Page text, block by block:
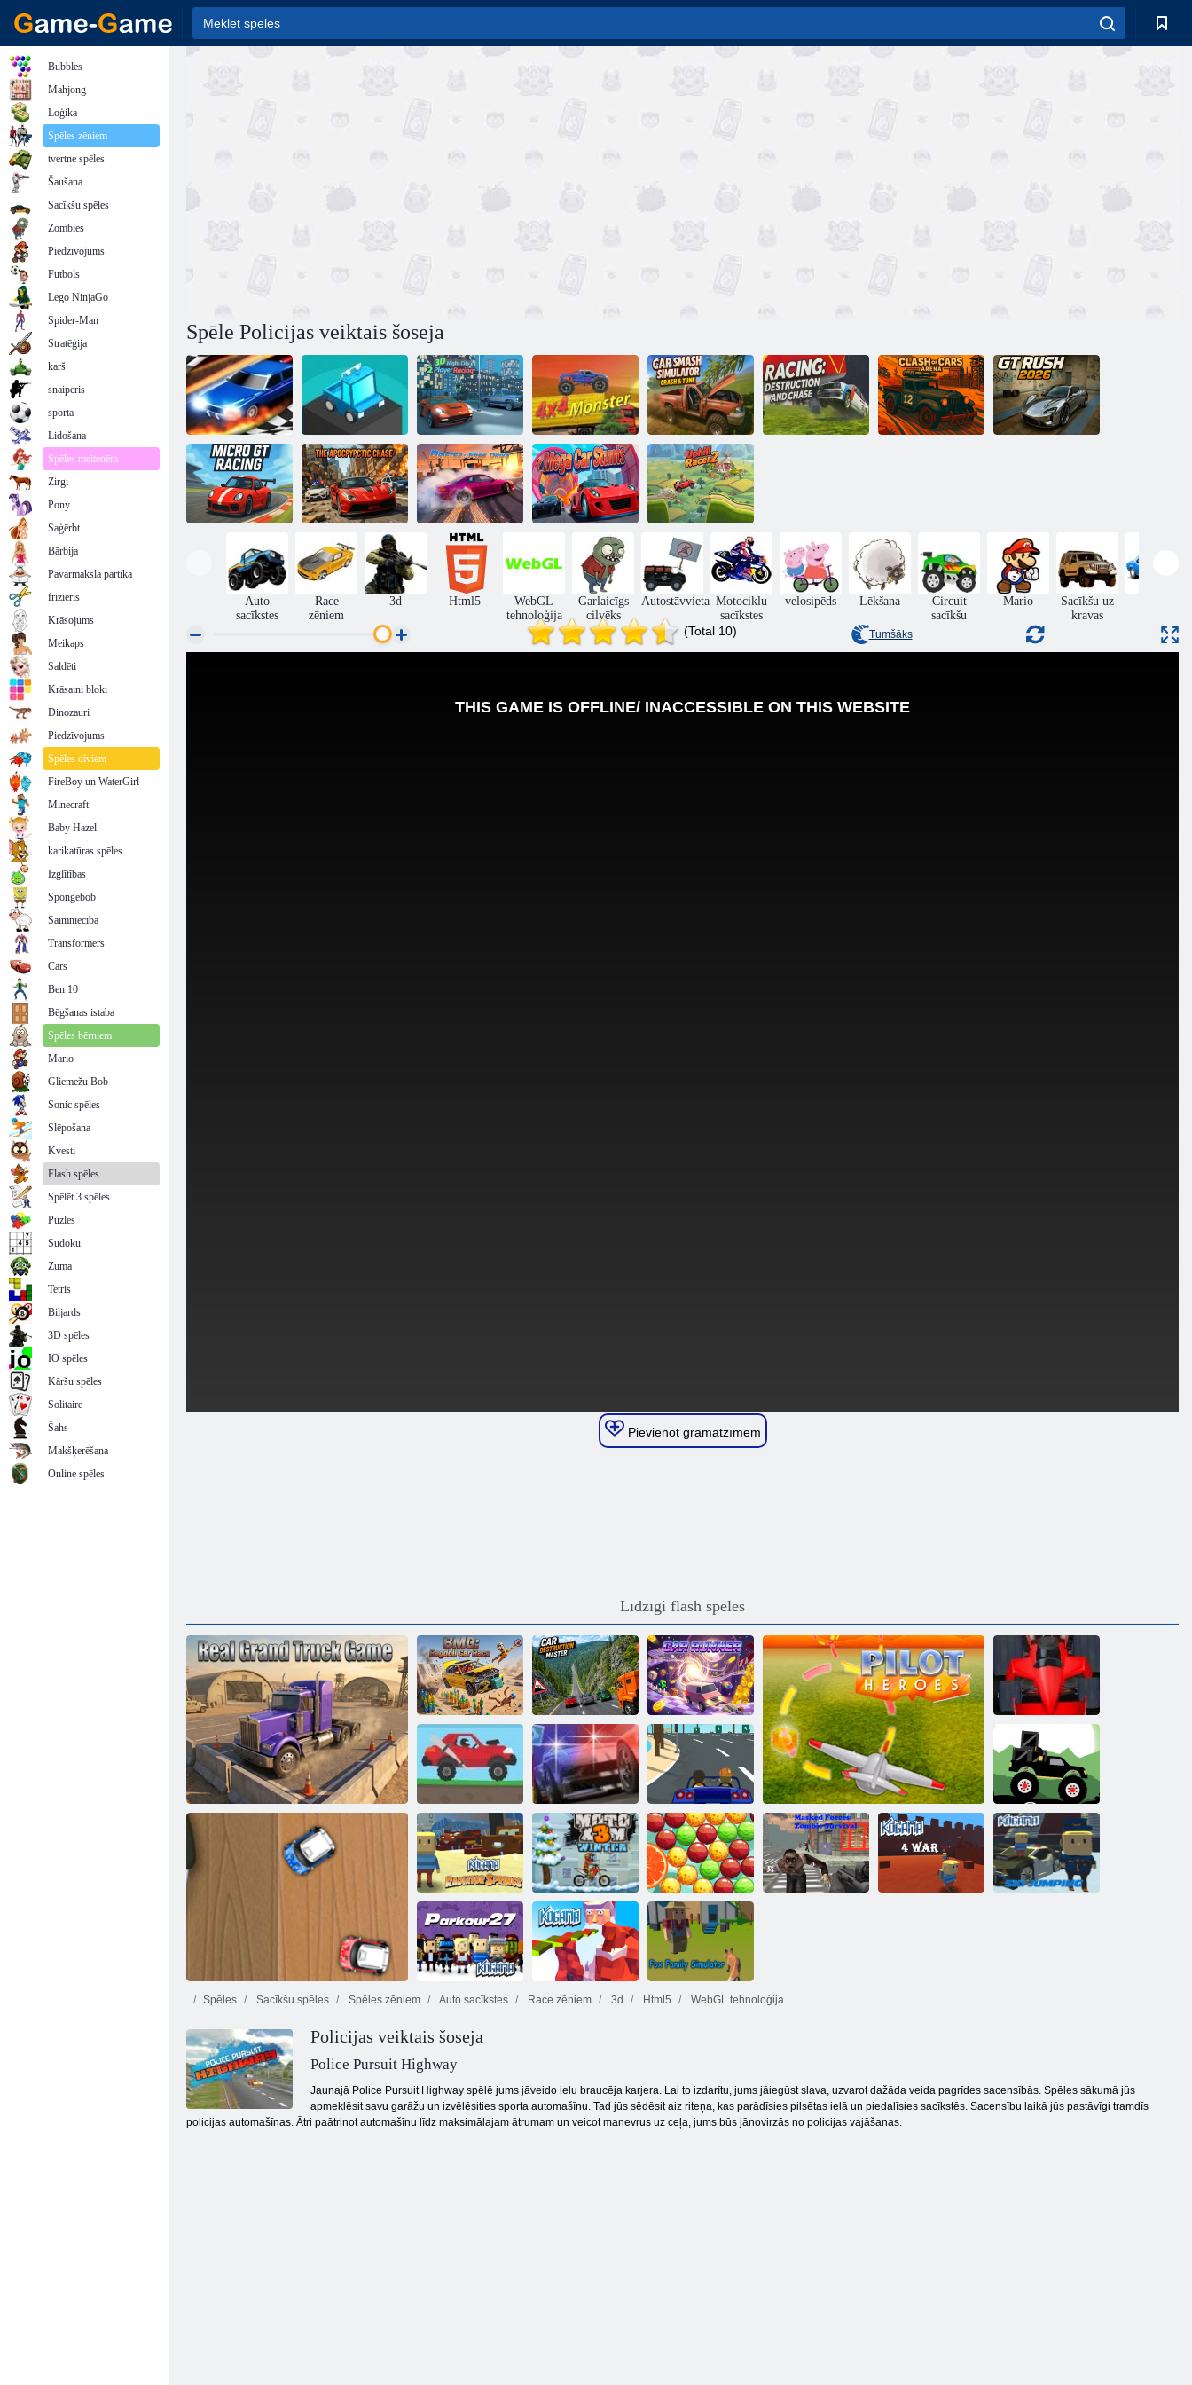
Spēle Policijas veiktais šoseja
Vilkšanas
sacīkstes 3d
Sacīkšu braucējs
3d Night City 2
spēlētāju
sacīkstes
4x4 briesmonis
CAR Smash
Simulator Crash
& Tune
Micro GT
sacīkstes
Apokaliptiskā
vajāšana
Drifter: Free
Drive
Mega auto triki Uphill Racer 2
Auto
sacīkstes
Race
zēniem
3d Html5
WebGL
tehnoloģija
Garlaicīgs
cilvēks
Autostāvvieta Motociklu
sacīkstes
velosipēds Lēkšana
Circuit
sacīkšu
Mario
Sacīkšu uz
kravas
(Total 10) Tumšāks
Pievienot grāmatzīmēm
Līdzīgi flash spēles
Īsta Grand Truck spēle
BMG: Ragdoll
automašīnu
sacīkstes
Auto
iznīcināšanas
meistars
Automašīnas
skrējējs
Formula drudzis
Augstas
sacīkstes 2
Vajāšana uz ielas Slepkava Racer
Monster Truck
Meža Piegāde
Kogama:
Radiatora avoti
Moto X3M
ziema
Burbuļu
popstāsts
Kogama:
Parkour 27
Spēles Sacīkšu spēles Spēles zēniem Auto sacīkstes Race zēniem 3d Html5 WebGL tehnoloģija
Policijas veiktais šoseja
Police Pursuit Highway
Jaunajā Police Pursuit Highway spēlē jums jāveido ielu braucēja karjera. Lai to izdarītu, jums jāiegūst slava, uzvarot dažāda veida pagrīdes sacensībās. Spēles sākumā jūs
apmeklēsit savu garāžu un izvēlēsities sporta automašīnu. Tad jūs sēdēsit aiz riteņa, kas parādīsies pilsētas ielā un piedalīsies sacīkstēs. Sacensību laikā jūs pastāvīgi tramdīs
policijas automašīnas. Ātri paātrinot automašīnu līdz maksimālajam ātrumam un veicot manevrus uz ceļa, jums būs jānovirzās no policijas vajāšanas.
Bubbles
Mahjong
Loģika
Spēles zēniem
tvertne spēles
Šaušana
Sacīkšu spēles
Zombies
Piedzīvojums
Futbols
Lego NinjaGo
Spider-Man
Stratēģija
karš
snaiperis
sporta
Lidošana
Spēles meitenēm
Zirgi
Pony
Saģērbt
Bārbija
Pavārmāksla pārtika
frizieris
Krāsojums
Meikaps
Saldēti
Krāsaini bloki
Dinozauri
Piedzīvojums
Spēles diviem
FireBoy un WaterGirl
Minecraft
Baby Hazel
karikatūras spēles
Izglītības
Spongebob
Saimniecība
Transformers
Cars
Ben 10
Bēgšanas istaba
Spēles bērniem
Mario
Gliemežu Bob
Sonic spēles
Slēpošana
Kvesti
Flash spēles
Spēlēt 3 spēles
Puzles
Sudoku
Zuma
Tetris
Biljards
3D spēles
IO spēles
Kāršu spēles
Solitaire
Šahs
Makšķerēšana
Online spēles